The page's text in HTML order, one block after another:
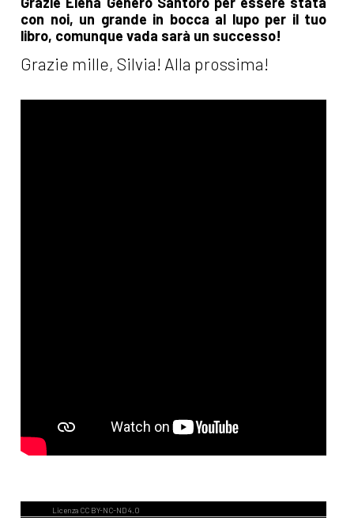
con noi, un grande in bocca al lupo per il tuo
libro, comunque vada sarà un successo!
Grazie mille, Silvia! Alla prossima!